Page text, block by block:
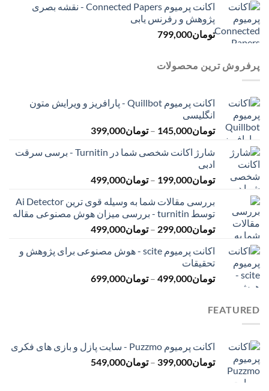
اکانت پرمیوم Connected Papers - نقشه بصری
پژوهش و رفرنس یابی
تومان799,000
پرفروش ترین محصولات
اکانت پرمیوم Quillbot - پارافریز و ویرایش متون
انگلیسی
تومان145,000
– تومان399,000
تومان145,000
تومان399,000
شارژ اکانت شخصی شما در Turnitin - برسی سرقت
ادبی
تومان199,000
– تومان499,000محدوده
تومان199,000
تا
تومان499,000
بررسی مقالات شما به وسیله قوی ترین Ai Detector
توسط turnitin - بررسی میزان هوش مصنوعی مقاله
تومان299,000
– تومان499,000محدوده
تومان299,000
تومان499,000
اکانت پرمیوم scite - هوش مصنوعی برای پژوهش و
تحقیقات
تومان499,000
– تومان699,000محدوده
FEATURED
اکانت پرمیوم Puzzmo - سایت پازل و بازی های فکری
تومان399,000
– تومان549,000